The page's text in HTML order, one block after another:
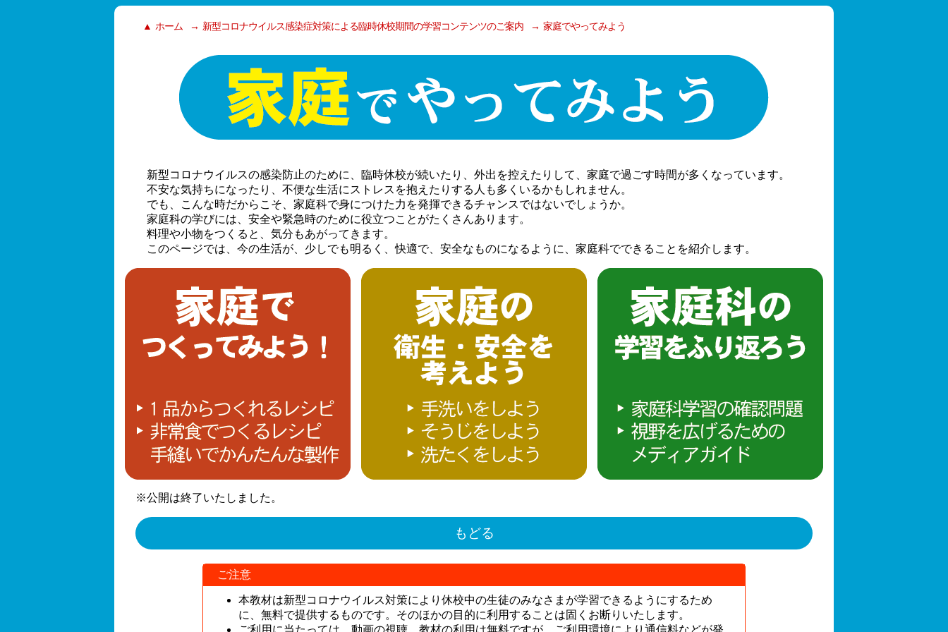
ホーム 新型コロナウイルス感染症対策による臨時休校期間の学習コンテンツのご案内 家庭でやってみよう
新型コロナウイルスの感染防止のために、臨時休校が続いたり、外出を控えたりして、家庭で過ごす時間が多くなっています。
不安な気持ちになったり、不便な生活にストレスを抱えたりする人も多くいるかもしれません。
でも、こんな時だからこそ、家庭科で身につけた力を発揮できるチャンスではないでしょうか。
家庭科の学びには、安全や緊急時のために役立つことがたくさんあります。
料理や小物をつくると、気分もあがってきます。
このページでは、今の生活が、少しでも明るく、快適で、安全なものになるように、家庭科でできることを紹介します。
※公開は終了いたしました。
もどる
ご注意
本教材は新型コロナウイルス対策により休校中の生徒のみなさまが学習できるようにするため
に、無料で提供するものです。そのほかの目的に利用することは固くお断りいたします。
ご利用に当たっては、動画の視聴、教材の利用は無料ですが、ご利用環境により通信料などが発